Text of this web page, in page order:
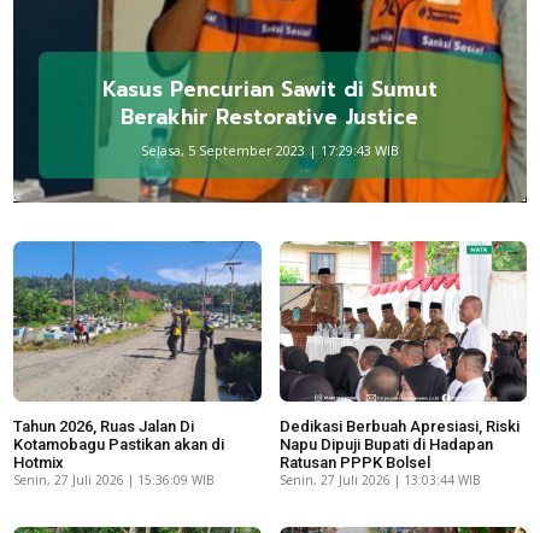
Kasus Pencurian Sawit di Sumut
Berakhir Restorative Justice
Selasa, 5 September 2023 | 17:29:43 WIB
Tahun 2026, Ruas Jalan Di
Kotamobagu Pastikan akan di
Hotmix
Senin, 27 Juli 2026 | 15:36:09 WIB
Dedikasi Berbuah Apresiasi, Riski
Napu Dipuji Bupati di Hadapan
Ratusan PPPK Bolsel
Senin, 27 Juli 2026 | 13:03:44 WIB